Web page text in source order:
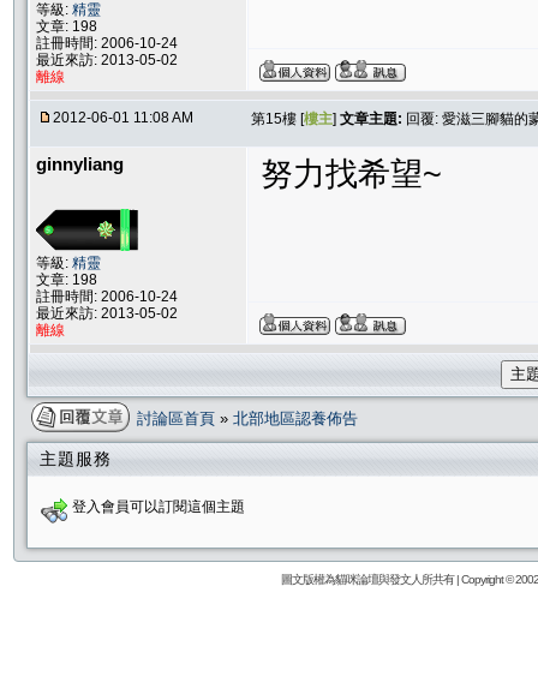
等級: 精靈
文章: 198
註冊時間: 2006-10-24
最近來訪: 2013-05-02
離線
2012-06-01 11:08 AM 第15樓 [樓主] 文章主題: 回覆: 愛滋三腳貓的
ginnyliang
等級: 精靈
文章: 198
註冊時間: 2006-10-24
最近來訪: 2013-05-02
離線
努力找希望~
主
討論區首頁 » 北部地區認養佈告
主題服務
登入會員可以訂閱這個主題
圖文版權為貓咪論壇與發文人所共有 | Copyright ©